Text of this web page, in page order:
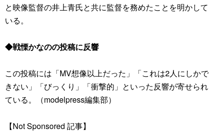
と映像監督の井上青氏と共に監督を務めたことを明かして
いる。
◆戦慄かなのの投稿に反響
この投稿には「MV想像以上だった」「これは2人にしかで
きない」「びっくり」「衝撃的」といった反響が寄せられ
ている。（modelpress編集部）
【Not Sponsored 記事】